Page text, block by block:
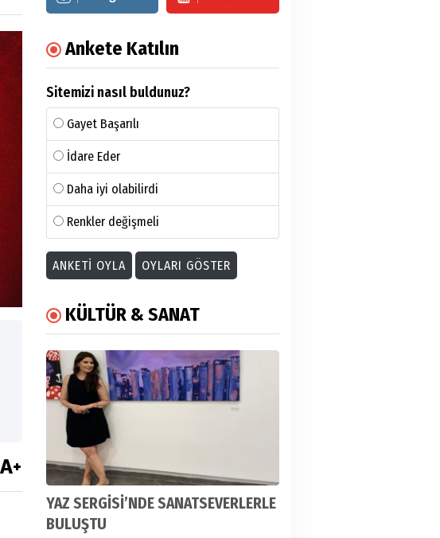
Ankete Katılın
Sitemizi nasıl buldunuz?
Gayet Başarılı
İdare Eder
Daha iyi olabilirdi
Renkler değişmeli
ANKETI OYLA OYLARI GÖSTER
KÜLTÜR & SANAT
YAZ SERGİSİ’NDE SANATSEVERLERLE
BULUŞTU